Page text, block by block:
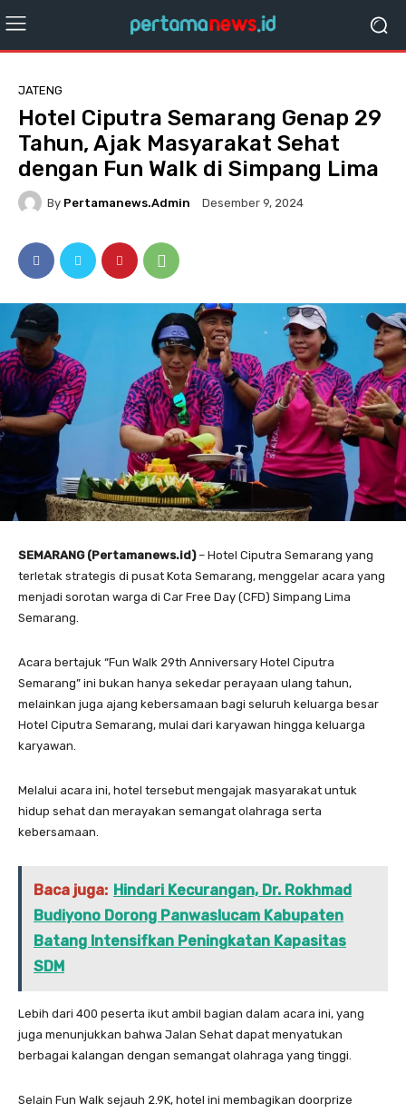
JATENG
Hotel Ciputra Semarang Genap 29
Tahun, Ajak Masyarakat Sehat
dengan Fun Walk di Simpang Lima
By Pertamanews.admin Desember 9, 2024
SEMARANG (Pertamanews.id)– Hotel Ciputra Semarang yang
terletak strategis di pusat Kota Semarang, menggelar acara yang
menjadi sorotan warga di Car Free Day (CFD) Simpang Lima
Semarang.
Acara bertajuk “Fun Walk 29th Anniversary Hotel Ciputra
Semarang” ini bukan hanya sekedar perayaan ulang tahun,
melainkan juga ajang kebersamaan bagi seluruh keluarga besar
Hotel Ciputra Semarang, mulai dari karyawan hingga keluarga
karyawan.
Melalui acara ini, hotel tersebut mengajak masyarakat untuk
hidup sehat dan merayakan semangat olahraga serta
kebersamaan.
Baca juga: Hindari Kecurangan, Dr. Rokhmad
Budiyono Dorong Panwaslucam Kabupaten
Batang Intensifkan Peningkatan Kapasitas
SDM
Lebih dari 400 peserta ikut ambil bagian dalam acara ini, yang
juga menunjukkan bahwa Jalan Sehat dapat menyatukan
berbagai kalangan dengan semangat olahraga yang tinggi.
Selain Fun Walk sejauh 2.9K, hotel ini membagikan doorprize